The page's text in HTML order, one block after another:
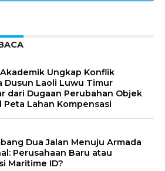
Ungkap Konflik
Dusun Laoli Luwu Timur
dari Dugaan Perubahan Objek
Peta Lahan Kompensasi
Dua Jalan Menuju Armada
Perusahaan Baru atau
Maritime ID?